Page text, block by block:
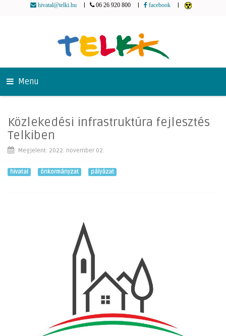
hivatal@telki.hu 06 26 920 800 facebook
Menu
Közlekedési infrastruktúra fejlesztés
Telkiben
Megjelent: 2022. november 02.
hivatal önkormányzat pályázat